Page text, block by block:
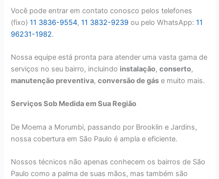
Você pode entrar em contato conosco pelos telefones
(fixo)11 3836-9554,11 3832-9239 ou pelo WhatsApp:11
96231-1982.
Nossa equipe está pronta para atender uma vasta gama de
serviços no seu bairro, incluindo instalação,conserto,
manutenção preventiva,conversão de gás e muito mais.
Serviços Sob Medida em Sua Região
De Moema a Morumbi, passando por Brooklin e Jardins,
nossa cobertura em São Paulo é ampla e eficiente.
Nossos técnicos não apenas conhecem os bairros de São
Paulo como a palma de suas mãos, mas também são